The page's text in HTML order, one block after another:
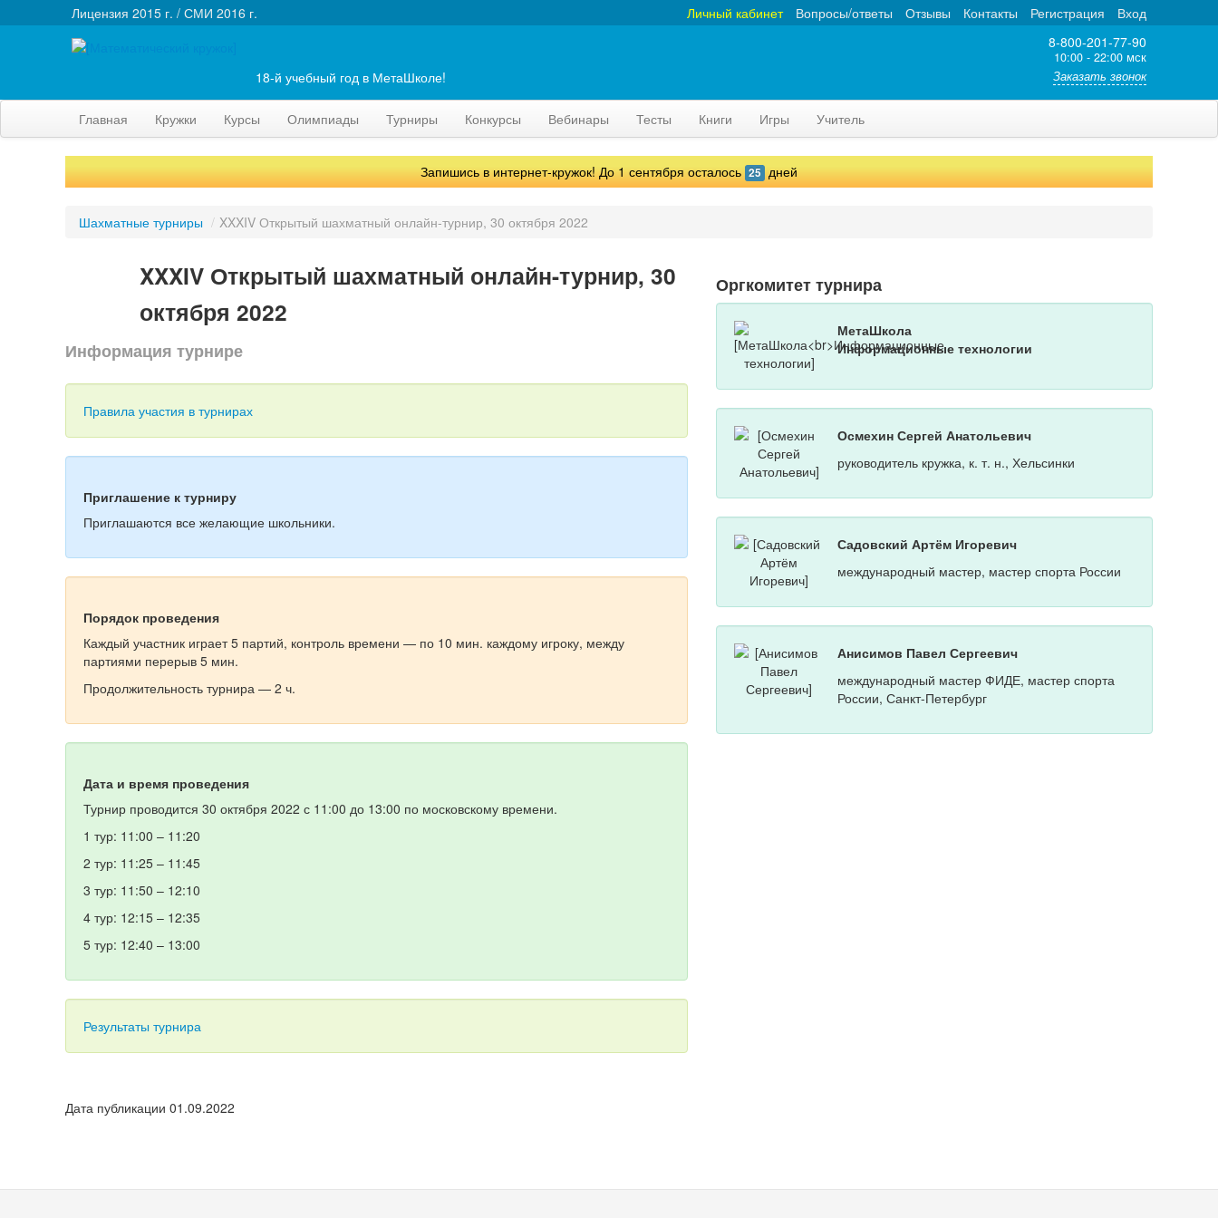
Лицензия 2015 г. / СМИ 2016 г. Вход
Регистрация
Контакты
Отзывы
Вопросы/ответы
Личный кабинет
8-800-201-77-90
10:00 - 22:00 мск
Заказать звонок
18-й учебный год в МетаШколе!
Главная Кружки Курсы Олимпиады Турниры Конкурсы Вебинары Тесты Книги Игры Учитель
Запишись в интернет-кружок! До 1 сентября осталось 25 дней
Шахматные турниры / XXXIV Открытый шахматный онлайн-турнир, 30 октября 2022
XXXIV Открытый шахматный онлайн-турнир, 30
октября 2022
Информация турнире
Правила участия в турнирах
Приглашение к турниру
Приглашаются все желающие школьники.
Порядок проведения
Каждый участник играет 5 партий, контроль времени — по 10 мин. каждому игроку, между
партиями перерыв 5 мин.
Продолжительность турнира — 2 ч.
Дата и время проведения
Турнир проводится 30 октября 2022 с 11:00 до 13:00 по московскому времени.
1 тур: 11:00 – 11:20
2 тур: 11:25 – 11:45
3 тур: 11:50 – 12:10
4 тур: 12:15 – 12:35
5 тур: 12:40 – 13:00
Результаты турнира
Оргкомитет турнира
МетаШкола
Информационные технологии
Осмехин Сергей Анатольевич
руководитель кружка, к. т. н., Хельсинки
Садовский Артём Игоревич
международный мастер, мастер спорта России
Анисимов Павел Сергеевич
международный мастер ФИДЕ, мастер спорта
России, Санкт-Петербург
Дата публикации 01.09.2022